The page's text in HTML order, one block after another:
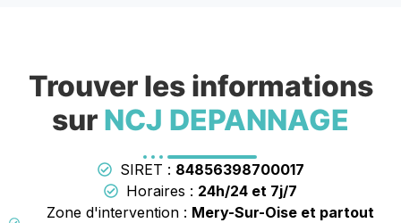
Trouver les informations
sur NCJ DEPANNAGE
SIRET : 84856398700017
Horaires : 24h/24 et 7j/7
Zone d'intervention : Mery-Sur-Oise et partout